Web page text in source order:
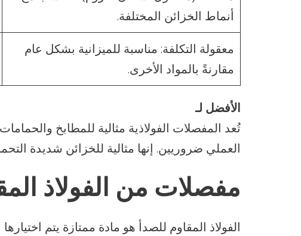
أنماط الخزائن المختلفة.
معقولة التكلفة: مناسبة للميزانية بشكل عام
مقارنةً بالمواد الأخرى.
الأفضل لـ
تُعد المفصلات الفولاذية مثالية للمطابخ
العملي ضروريين. إنها مثالية للخزائن شديدة
مفصلات من الفولاذ
الفولاذ المقاوم للصدأ هو مادة ممتازة يتم